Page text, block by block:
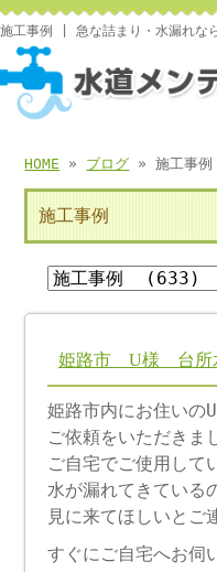
施工事例 | 急な詰まり・水漏れな
HOME » ブログ » 施工事例
施工事例
姫路市 U様 台所
姫路市内にお住いの
ご依頼をいただきま
ご自宅でご使用して
水が漏れてきている
見に来てほしいとご
すぐにご自宅へお伺